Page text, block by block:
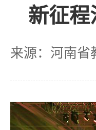
新征
来源：河南省